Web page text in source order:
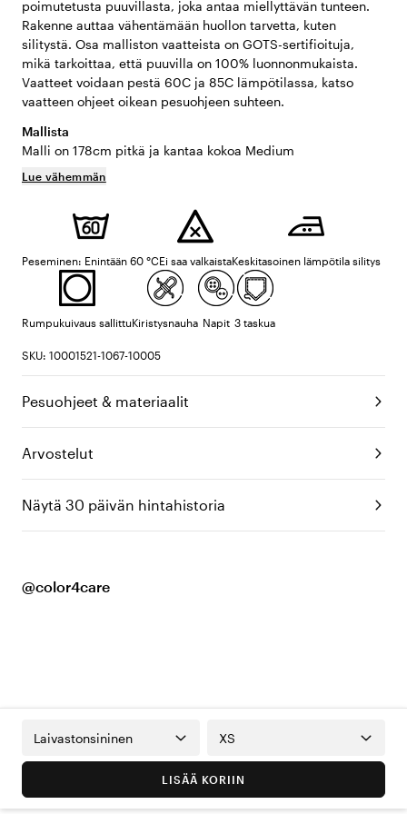
poimutetusta puuvillasta, joka antaa miellyttävän tunteen.
Rakenne auttaa vähentämään huollon tarvetta, kuten
silitystä. Osa malliston vaatteista on GOTS-sertifioituja,
mikä tarkoittaa, että puuvilla on 100% luonnonmukaista.
Vaatteet voidaan pestä 60C ja 85C lämpötilassa, katso
vaatteen ohjeet oikean pesuohjeen suhteen.
Mallista
Malli on 178cm pitkä ja kantaa kokoa Medium
Lue vähemmän
Peseminen: Enintään 60 °CEi saa valkaistaKeskitasoinen lämpötila silitys
Rumpukuivaus sallittuKiristysnauha Napit 3 taskua
SKU: 10001521-1067-10005
Pesuohjeet & materiaalit
Arvostelut
Näytä 30 päivän hintahistoria
@color4care
Laivastonsininen XS
LISÄÄ KORIIN